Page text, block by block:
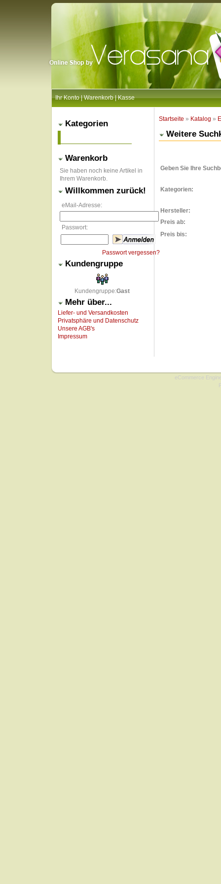
Ihr Konto|Warenkorb|Kasse
Startseite » Katalog »
Weitere
Geben Sie Ihre
Kategorien:
Hersteller:
Preis ab:
Preis bis:
Kategorien
Warenkorb
Sie haben noch keine Artikel in
Ihrem Warenkorb.
Willkommen zurück!
eMail-Adresse:
Passwort:
Passwort vergessen?
Kundengruppe
Kundengruppe:Gast
Mehr über...
Liefer- und Versandkosten
Privatsphäre und Datenschutz
Unsere AGB's
Impressum
eCommerce